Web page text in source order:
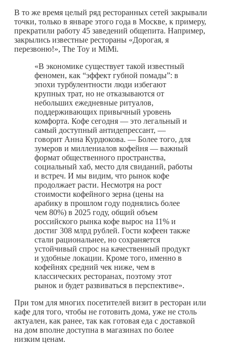
В то же время целый ряд ресторанных сетей закрывали
точки, только в январе этого года в Москве, к примеру,
прекратили работу 45 заведений общепита. Например,
закрылись известные рестораны «Дорогая, я
перезвоню!», The Toy и MiMi.
«В экономике существует такой известный
феномен, как “эффект губной помады”: в
эпохи турбулентности люди избегают
крупных трат, но не отказываются от
небольших ежедневные ритуалов,
поддерживающих привычный уровень
комфорта. Кофе сегодня — это легальный и
самый доступный антидепрессант, —
говорит Анна Курдюкова. — Более того, для
зумеров и миллениалов кофейня — важный
формат общественного пространства,
социальный хаб, место для свиданий, работы
и встреч. И мы видим, что рынок кофе
продолжает расти. Несмотря на рост
стоимости кофейного зерна (цены на
арабику в прошлом году поднялись более
чем 80%) в 2025 году, общий объем
российского рынка кофе вырос на 11% и
достиг 308 млрд рублей. Гости кофеен также
стали рациональнее, но сохраняется
устойчивый спрос на качественный продукт
и удобные локации. Кроме того, именно в
кофейнях средний чек ниже, чем в
классических ресторанах, поэтому этот
рынок и будет развиваться в перспективе».
При том для многих посетителей визит в ресторан или
кафе для того, чтобы не готовить дома, уже не столь
актуален, как ранее, так как готовая еда с доставкой
на дом вполне доступна в магазинах по более
низким ценам.